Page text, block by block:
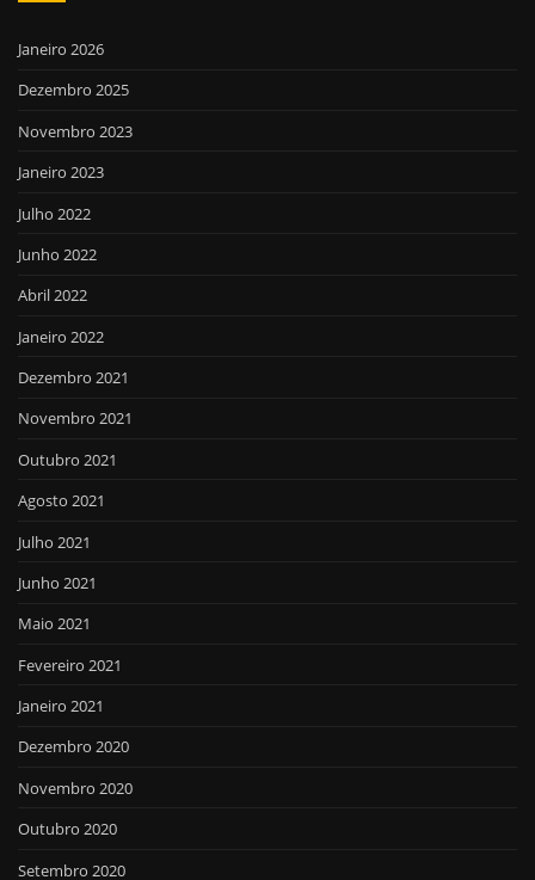
Janeiro 2026
Dezembro 2025
Novembro 2023
Janeiro 2023
Julho 2022
Junho 2022
Abril 2022
Janeiro 2022
Dezembro 2021
Novembro 2021
Outubro 2021
Agosto 2021
Julho 2021
Junho 2021
Maio 2021
Fevereiro 2021
Janeiro 2021
Dezembro 2020
Novembro 2020
Outubro 2020
Setembro 2020